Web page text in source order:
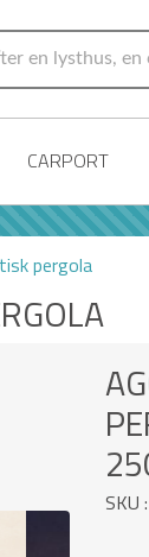
CARPORT
pergola
SKU